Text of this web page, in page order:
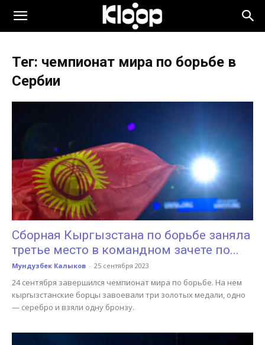
KLOOP.KG
Кыргызстана
Тег: чемпионат мира по борьбе в
Сербии
Сборная Кыргызстана по борьбе заняла
третье место в командном зачете по...
Мундузбек Калыков - 25 сентября 2023
24 сентября завершился чемпионат мира по борьбе. На нем
кыргызстанские борцы завоевали три золотых медали, одно
— серебро и взяли одну бронзу.